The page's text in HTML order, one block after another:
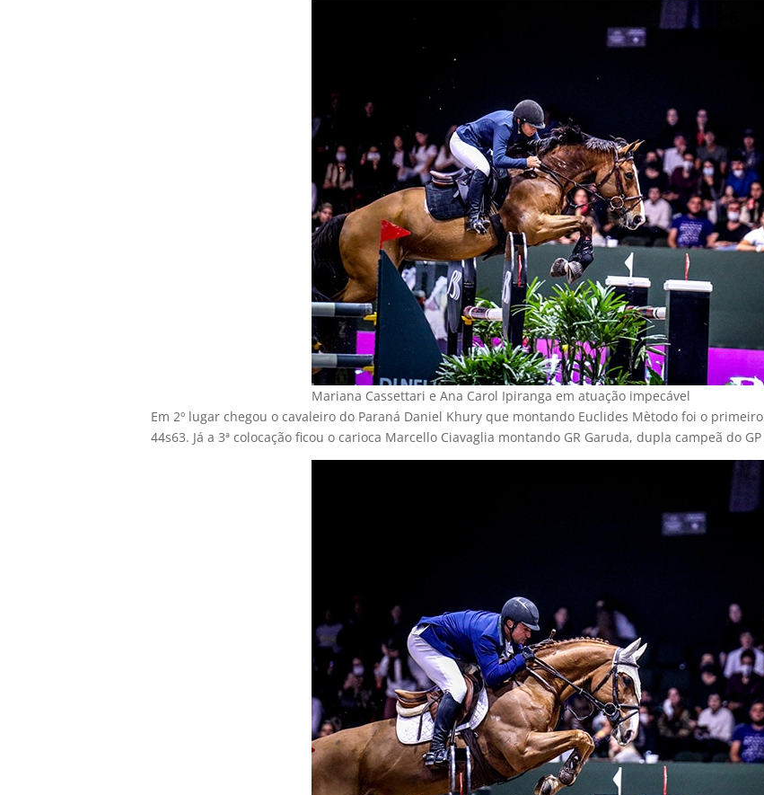
Mariana Cassettari e Ana Carol Ipiranga em atuação impecável
Em 2º lugar chegou o cavaleiro do Paraná Daniel Khury que montando Euclides Mètodo foi o
44s63. Já a 3ª colocação ficou o carioca Marcello Ciavaglia montando GR Garuda, dupla campeã do